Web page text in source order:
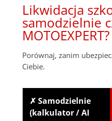
Likwidacja
samodzielnie
MOTOEXPERT?
Porównaj, zanim
Ciebie.
✗ Samodzielnie
(kalkulator / AI